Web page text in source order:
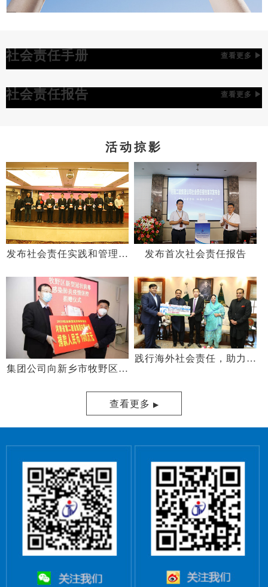
社会责任手册 查看更多 ▶
社会责任报告 查看更多 ▶
活动掠影
发布社会责任实践和管理手
发布首次社会责任报告
集团公司向新乡市牧野区捐
践行海外社会责任，助力巴
查看更多 ▶